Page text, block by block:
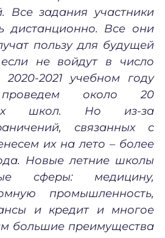
Все задания участники
дистанционно. Все они
пользу для будущей
не войдут в число
2021 учебном году
около 20
школ. Но из-за
связанных с
их на лето – более
Новые летние школы
сферы: медицину,
промышленность,
и кредит и многое
большие преимущества